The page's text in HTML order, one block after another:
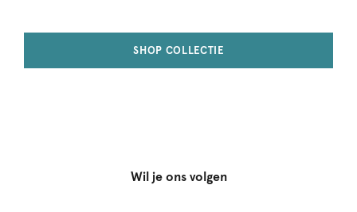
SHOP COLLECTIE
Wil je ons volgen